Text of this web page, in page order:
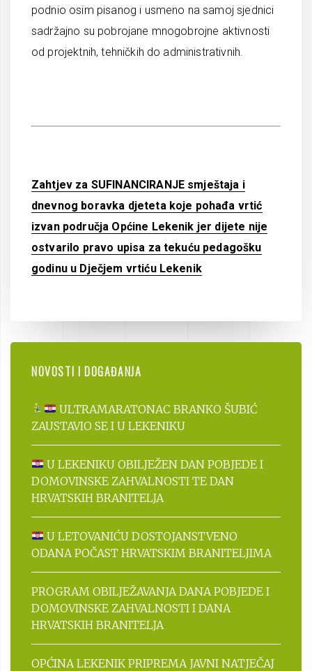
podnio osim pisanog i usmeno na samoj sjednici
sadržajno su pobrojane mnogobrojne aktivnosti
od projektnih, tehničkih do administrativnih.
Zahtjev za SUFINANCIRANJE smještaja i
dnevnog boravka djeteta koje pohađa vrtić
izvan područja Općine Lekenik jer dijete nije
ostvarilo pravo upisa za tekuću pedagošku
godinu u Dječjem vrtiću Lekenik
NOVOSTI I DOGAĐANJA
ULTRAMARATONAC BRANKO ŠUBIĆ
ZAUSTAVIO SE I U LEKENIKU
U LEKENIKU OBILJEŽEN DAN POBJEDE I
DOMOVINSKE ZAHVALNOSTI TE DAN
HRVATSKIH BRANITELJA
U LETOVANIĆU DOSTOJANSTVENO
ODANA POČAST HRVATSKIM BRANITELJIMA
PROGRAM OBILJEŽAVANJA DANA POBJEDE I
DOMOVINSKE ZAHVALNOSTI I DANA
HRVATSKIH BRANITELJA
OPĆINA LEKENIK PRIPREMA JAVNI NATJEČAJ